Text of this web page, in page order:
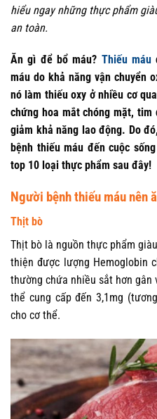
hiểu ngay những thực phẩm
an toàn.
Ăn gì để bổ máu? Thiếu máu
máu do khả năng vận chuyển
nó làm thiếu oxy ở nhiều cơ
chứng hoa mắt chóng mặt, tim
giảm khả năng lao động. Do
bệnh thiếu máu đến cuộc
top 10 loại thực phẩm sau đây!
Người bệnh thiếu máu nên
Thịt bò
Thịt bò là nguồn thực phẩm
thiện được lượng Hemoglobin
thường chứa nhiều sắt hơn gân
thể cung cấp đến 3,1mg
cho cơ thể.